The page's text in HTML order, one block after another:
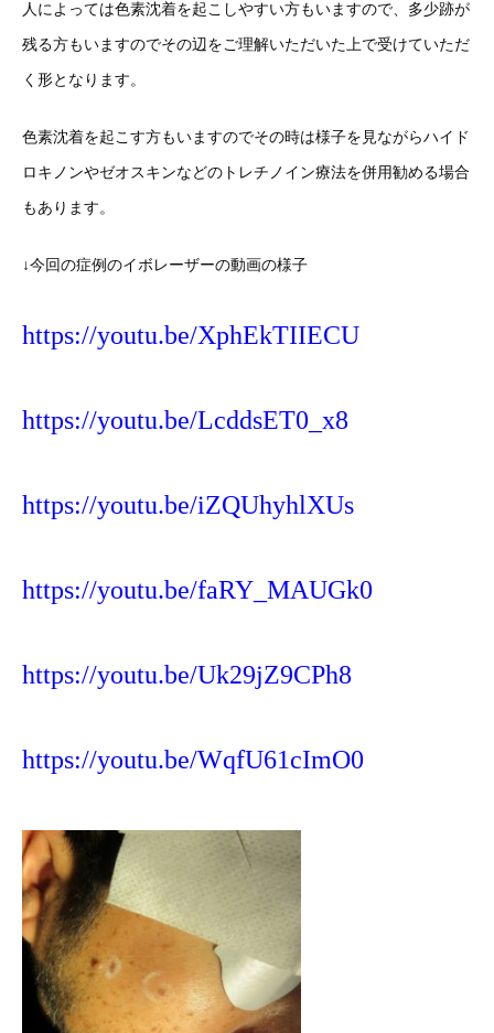
人によっては色素沈着を起こしやすい方もいますので、多少跡が
残る方もいますのでその辺をご理解いただいた上で受けていただ
く形となります。
色素沈着を起こす方もいますのでその時は様子を見ながらハイド
ロキノンやゼオスキンなどのトレチノイン療法を併用勧める場合
もあります。
↓今回の症例のイボレーザーの動画の様子
https://youtu.be/XphEkTIIECU
https://youtu.be/LcddsET0_x8
https://youtu.be/iZQUhyhlXUs
https://youtu.be/faRY_MAUGk0
https://youtu.be/Uk29jZ9CPh8
https://youtu.be/WqfU61cImO0